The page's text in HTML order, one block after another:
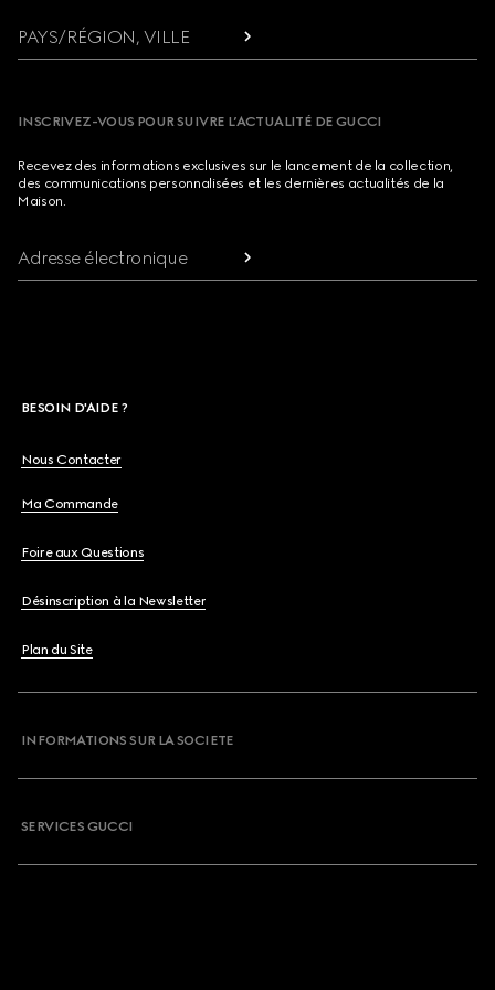
PAYS/RÉGION, VILLE
INSCRIVEZ-VOUS POUR SUIVRE L’ACTUALITÉ DE GUCCI
Recevez des informations exclusives sur le lancement de la collection,
des communications personnalisées et les dernières actualités de la
Maison.
Adresse électronique
BESOIN D'AIDE ?
Nous Contacter
Ma Commande
Foire aux Questions
Désinscription à la Newsletter
Plan du Site
INFORMATIONS SUR LA SOCIETE
SERVICES GUCCI